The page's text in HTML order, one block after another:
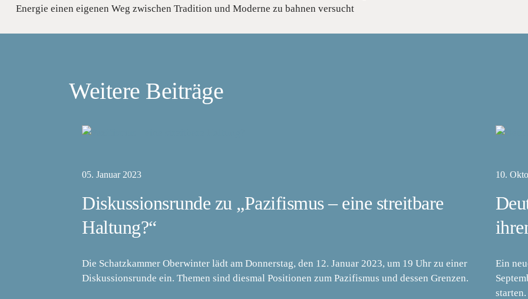
Energie einen eigenen Weg zwischen Tradition und Moderne zu bahnen versucht
Weitere Beiträge
Diskussionsrunde zu „Pazifismus – eine streitbare
Haltung?“
05. Januar 2023
Die Schatzkammer Oberwinter lädt am Donnerstag, den 12. Januar 2023, um 19 Uhr zu einer
Diskussionsrunde ein. Themen sind diesmal Positionen zum Pazifismus und dessen Grenzen.
10.
Ein
starten.